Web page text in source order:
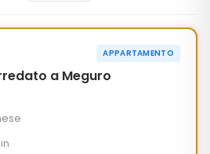
›
APPARTAMENTO
a Meguro